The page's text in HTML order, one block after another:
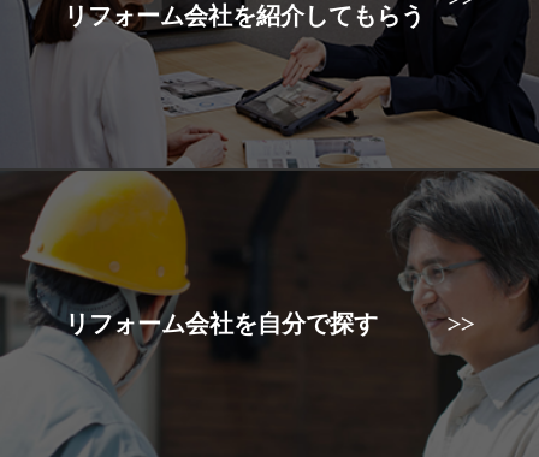
リフォーム会社を紹介してもらう
リフォーム会社を自分で探す